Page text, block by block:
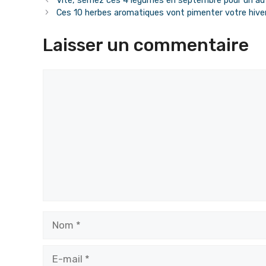
Ces 10 herbes aromatiques vont pimenter votre
Laisser un commentaire